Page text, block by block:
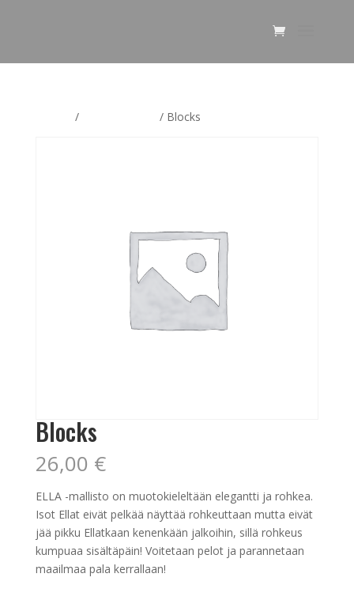
/ / Blocks
Blocks
26,00 €
ELLA -mallisto on muotokieleltään elegantti ja rohkea.
Isot Ellat eivät pelkää näyttää rohkeuttaan mutta eivät
jää pikku Ellatkaan kenenkään jalkoihin, sillä rohkeus
kumpuaa sisältäpäin! Voitetaan pelot ja parannetaan
maailmaa pala kerrallaan!